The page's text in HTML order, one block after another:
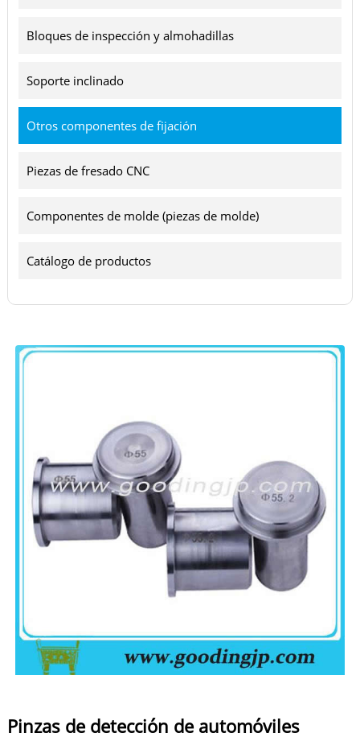
Bloques de inspección y almohadillas
Soporte inclinado
Otros componentes de fijación
Piezas de fresado CNC
Componentes de molde (piezas de molde)
Catálogo de productos
Pinzas de detección de automóviles